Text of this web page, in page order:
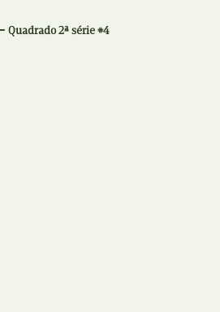
Quadrado 2ª série #4